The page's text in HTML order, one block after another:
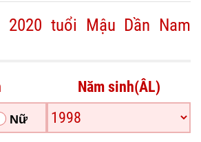
2020 tuổi Mậu Dần Nam
Nữ
Năm sinh(ÂL)